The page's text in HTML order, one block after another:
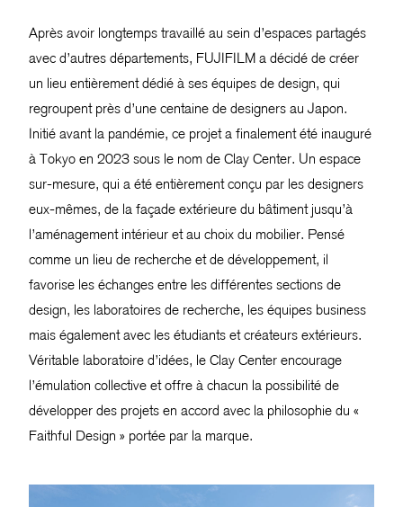
Après avoir longtemps travaillé au sein d’espaces partagés
avec d’autres départements, FUJIFILM a décidé de créer
un lieu entièrement dédié à ses équipes de design, qui
regroupent près d’une centaine de designers au Japon.
Initié avant la pandémie, ce projet a finalement été inauguré
à Tokyo en 2023 sous le nom de Clay Center. Un espace
sur-mesure, qui a été entièrement conçu par les designers
eux-mêmes, de la façade extérieure du bâtiment jusqu’à
l’aménagement intérieur et au choix du mobilier. Pensé
comme un lieu de recherche et de développement, il
favorise les échanges entre les différentes sections de
design, les laboratoires de recherche, les équipes business
mais également avec les étudiants et créateurs extérieurs.
Véritable laboratoire d’idées, le Clay Center encourage
l’émulation collective et offre à chacun la possibilité de
développer des projets en accord avec la philosophie du «
Faithful Design » portée par la marque.